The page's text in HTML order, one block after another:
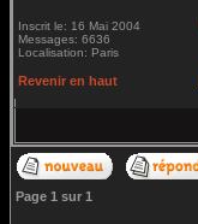
Inscrit le: 16 Mai 2004
Messages: 6636
Localisation: Paris
Revenir en haut
Page 1 sur 1